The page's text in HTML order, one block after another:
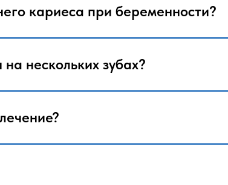
кариеса при беременности?
нескольких зубах?